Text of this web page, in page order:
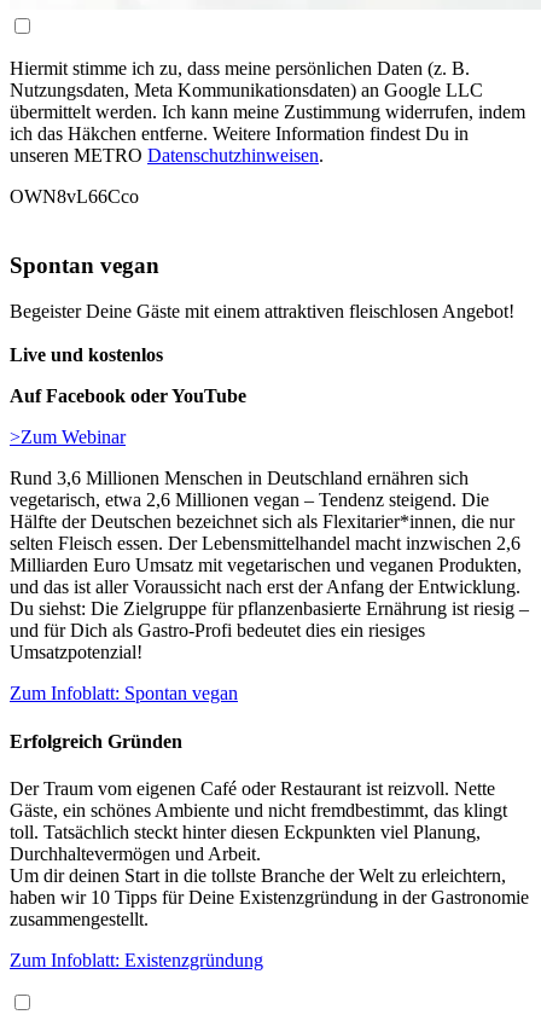
Hiermit stimme ich zu, dass meine persönlichen Daten (z. B.
Nutzungsdaten, Meta Kommunikationsdaten) an Google LLC
übermittelt werden. Ich kann meine Zustimmung widerrufen, indem
ich das Häkchen entferne. Weitere Information findest Du in
unseren METRO Datenschutzhinweisen.
OWN8vL66Cco
Spontan vegan
Begeister Deine Gäste mit einem attraktiven fleischlosen Angebot!
Live und kostenlos
Auf Facebook oder YouTube
>Zum Webinar
Rund 3,6 Millionen Menschen in Deutschland ernähren sich
vegetarisch, etwa 2,6 Millionen vegan – Tendenz steigend. Die
Hälfte der Deutschen bezeichnet sich als Flexitarier*innen, die nur
selten Fleisch essen. Der Lebensmittelhandel macht inzwischen 2,6
Milliarden Euro Umsatz mit vegetarischen und veganen Produkten,
und das ist aller Voraussicht nach erst der Anfang der Entwicklung.
Du siehst: Die Zielgruppe für pflanzenbasierte Ernährung ist riesig –
und für Dich als Gastro-Profi bedeutet dies ein riesiges
Umsatzpotenzial!
Zum Infoblatt: Spontan vegan
Erfolgreich Gründen
Der Traum vom eigenen Café oder Restaurant ist reizvoll. Nette
Gäste, ein schönes Ambiente und nicht fremdbestimmt, das klingt
toll. Tatsächlich steckt hinter diesen Eckpunkten viel Planung,
Durchhaltevermögen und Arbeit.
Um dir deinen Start in die tollste Branche der Welt zu erleichtern,
haben wir 10 Tipps für Deine Existenzgründung in der Gastronomie
zusammengestellt.
Zum Infoblatt: Existenzgründung